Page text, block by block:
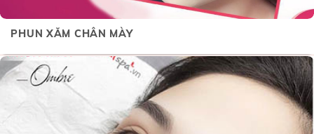
PHUN XĂM CHÂN MÀY